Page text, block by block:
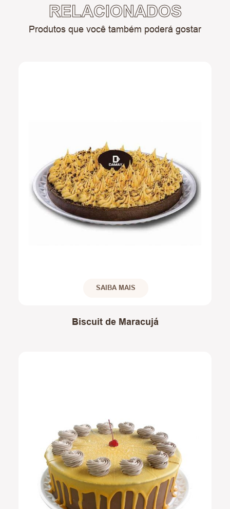
RELACIONADOS
Produtos que você também poderá gostar
SAIBA MAIS
Biscuit de Maracujá